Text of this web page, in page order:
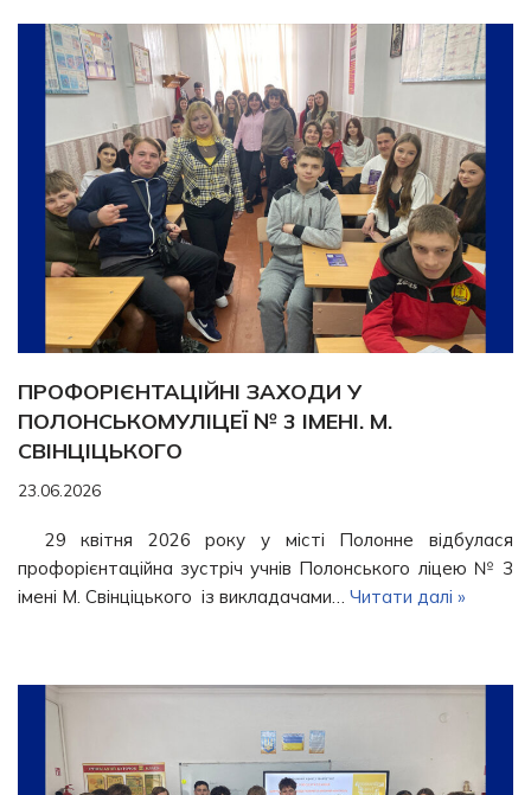
ПРОФОРІЄНТАЦІЙНІ ЗАХОДИ У
ПОЛОНСЬКОМУЛІЦЕЇ № 3 ІМЕНІ. М.
СВІНЦІЦЬКОГО
23.06.2026
29 квітня 2026 року у місті Полонне відбулася
профорієнтаційна зустріч учнів Полонського ліцею № 3
імені М. Свінціцького із викладачами… Читати далі »